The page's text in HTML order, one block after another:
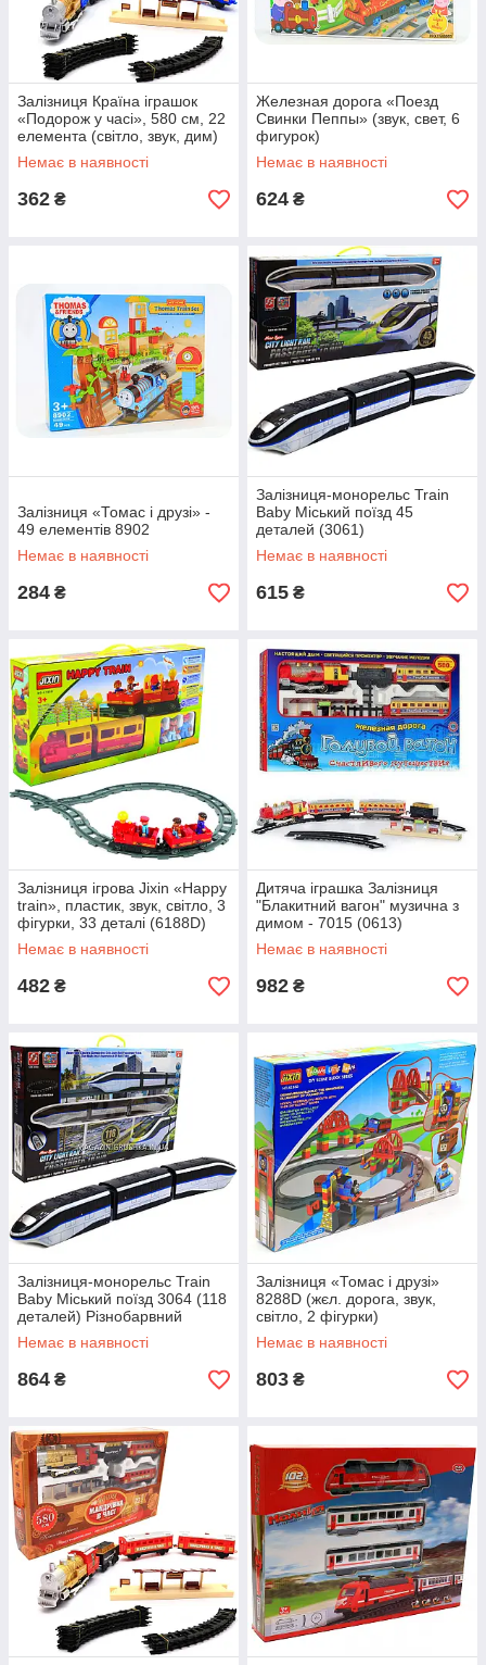
Залізниця Країна іграшок
«Подорож у часі», 580 см, 22
елемента (світло, звук, дим)
синя (K1110)
Немає в наявності
362 ₴
Железная дорога «Поезд
Свинки Пеппы» (звук, свет, 6
фигурок)
Немає в наявності
624 ₴
Залізниця «Томас і друзі» -
49 елементів 8902
Немає в наявності
284 ₴
Залізниця-монорельс Train
Baby Міський поїзд 45
деталей (3061)
Немає в наявності
615 ₴
Залізниця ігрова Jixin «Happy
train», пластик, звук, світло, 3
фігурки, 33 деталі (6188D)
Немає в наявності
482 ₴
Дитяча іграшка Залізниця
"Блакитний вагон" музична з
димом - 7015 (0613)
Немає в наявності
982 ₴
Залізниця-монорельс Train
Baby Міський поїзд 3064 (118
деталей) Різнобарвний
Немає в наявності
864 ₴
Залізниця «Томас і друзі»
8288D (жєл. дорога, звук,
світло, 2 фігурки)
Немає в наявності
803 ₴